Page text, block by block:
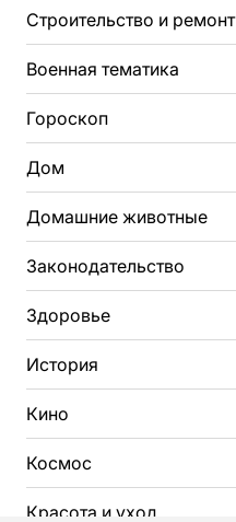
Строительство и ремонт
Военная тематика
Гороскоп
Дом
Домашние животные
Законодательство
Здоровье
История
Кино
Космос
Красота и уход